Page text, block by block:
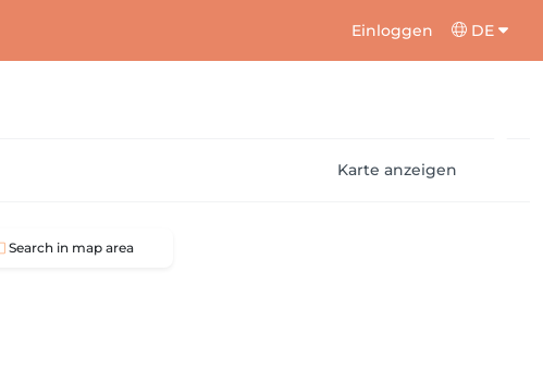
Einloggen DE
Karte anzeigen
Search in map area